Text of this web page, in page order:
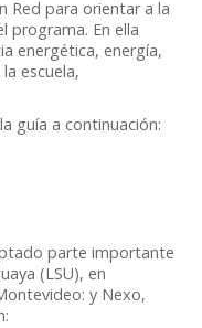
Red para orientar a la
programa. En ella
energética, energía,
escuela,
guía a continuación:
parte importante
(LSU), en
y Nexo,